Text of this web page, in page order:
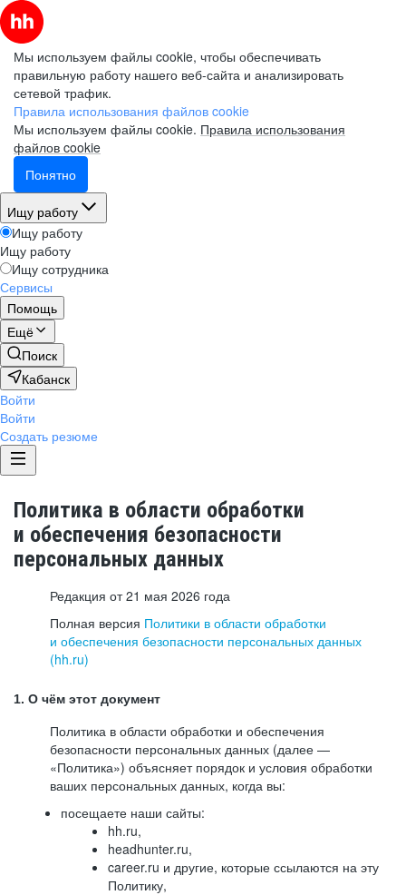
Мы используем файлы cookie, чтобы обеспечивать
правильную работу нашего веб-сайта и анализировать
сетевой трафик.
Правила использования файлов cookie
Мы используем файлы cookie. Правила использования
файлов cookie
Понятно
Ищу работу
Ищу работу
Ищу работу
Ищу сотрудника
Сервисы
Помощь
Ещё
Поиск
Кабанск
Войти
Войти
Создать резюме
Политика в области обработки
и обеспечения безопасности
персональных данных
Редакция от 21 мая 2026 года
Полная версия Политики в области обработки
и обеспечения безопасности персональных данных
(hh.ru)
1. О чём этот документ
Политика в области обработки и обеспечения
безопасности персональных данных (далее —
«Политика») объясняет порядок и условия обработки
ваших персональных данных, когда вы:
посещаете наши сайты:
hh.ru,
headhunter.ru,
career.ru и другие, которые ссылаются на эту
Политику,